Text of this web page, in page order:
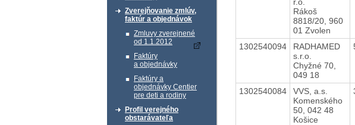
Zverejňovanie zmlúv,
faktúr a objednávok
Zmluvy zverejnené
od 1.1.2012
Faktúry
a objednávky
Faktúry a
objednávky Centier
pre deti a rodiny
Profil verejného
obstarávateľa
Rákoš
8818/20, 960
01 Zvolen
1302540094
RADHAMED
s.r.o.
Chyžné 70,
049 18
1302540084
VVS, a.s.
Komenského
50, 042 48
Košice